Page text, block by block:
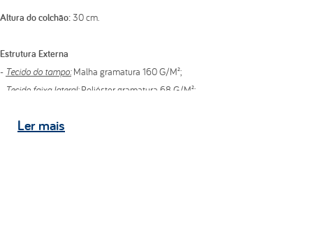
Altura do colchão:30 cm.
Estrutura Externa
- Tecido do tampo:Malha gramatura 160 G/M²;
Tecido faixa lateral:Poliéster gramatura 68 G/M²;
Lermais